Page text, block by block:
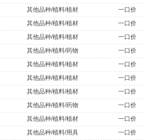
其他品种/植料/植材 一口价
其他品种/植料/植材 一口价
其他品种/植料/植材 一口价
其他品种/植料/药物 一口价
其他品种/植料/植材 一口价
其他品种/植料/植材 一口价
其他品种/植料/植材 一口价
其他品种/植料/药物 一口价
其他品种/植料/植材 一口价
其他品种/植料/用具 一口价